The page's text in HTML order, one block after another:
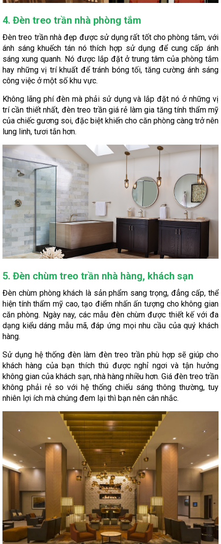
4. Đèn treo trần nhà phòng tắm
Đèn treo trần nhà đẹp được sử dụng rất tốt cho phòng tắm, với
ánh sáng khuếch tán nó thích hợp sử dụng để cung cấp ánh
sáng xung quanh. Nó được lắp đặt ở trung tâm của phòng tắm
hay những vị trí khuất để tránh bóng tối, tăng cường ánh sáng
công việc ở một số khu vực.
Không lãng phí đèn mà phải sử dụng và lắp đặt nó ở những vị
trí cần thiết nhất, đèn treo trần giá rẻ làm gia tăng tính thẩm mỹ
của chiếc gương soi, đặc biệt khiến cho căn phòng càng trở nên
lung linh, tươi tắn hơn.
5. Đèn chùm treo trần nhà hàng, khách sạn
Đèn chùm phòng khách là sản phẩm sang trọng, đẳng cấp, thể
hiện tính thẩm mỹ cao, tạo điểm nhấn ấn tượng cho không gian
căn phòng. Ngày nay, các mẫu đèn chùm được thiết kế với đa
dạng kiểu dáng mẫu mã, đáp ứng mọi nhu cầu của quý khách
hàng.
Sử dụng hệ thống đèn làm đèn treo trần phù hợp sẽ giúp cho
khách hàng của bạn thích thú được nghỉ ngơi và tận hưởng
không gian của khách sạn, nhà hàng nhiều hơn. Giá đèn treo trần
không phải rẻ so với hệ thống chiếu sáng thông thường, tuy
nhiên lợi ích mà chúng đem lại thì bạn nên cân nhắc.